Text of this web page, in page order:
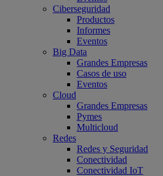
Ciberseguridad
Productos
Informes
Eventos
Big Data
Grandes Empresas
Casos de uso
Eventos
Cloud
Grandes Empresas
Pymes
Multicloud
Redes
Redes y Seguridad
Conectividad
Conectividad IoT